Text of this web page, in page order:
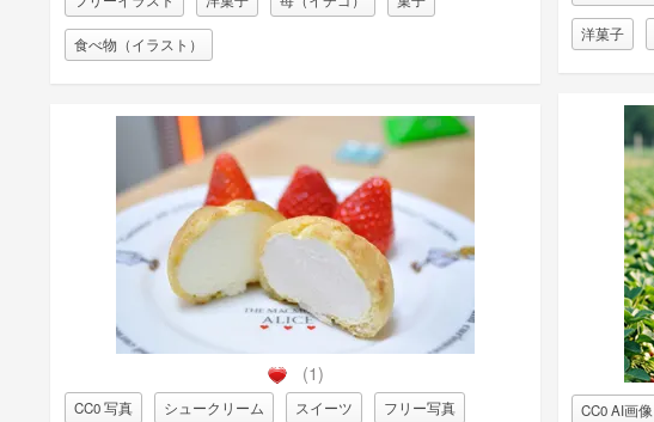
食べ物（イラスト）
(1)
CC0 写真 シュークリーム スイーツ フリー写真
洋菓子
CC0 AI画像